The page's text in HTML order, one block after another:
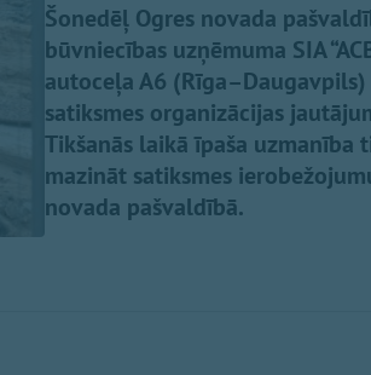
Šonedēļ Ogres novada
būvniecības uzņēmuma SIA
autoceļa A6
satiksmes organizācijas
Tikšanās laikā īpaša uzmanība
mazināt satiksmes
novada pašvaldībā.